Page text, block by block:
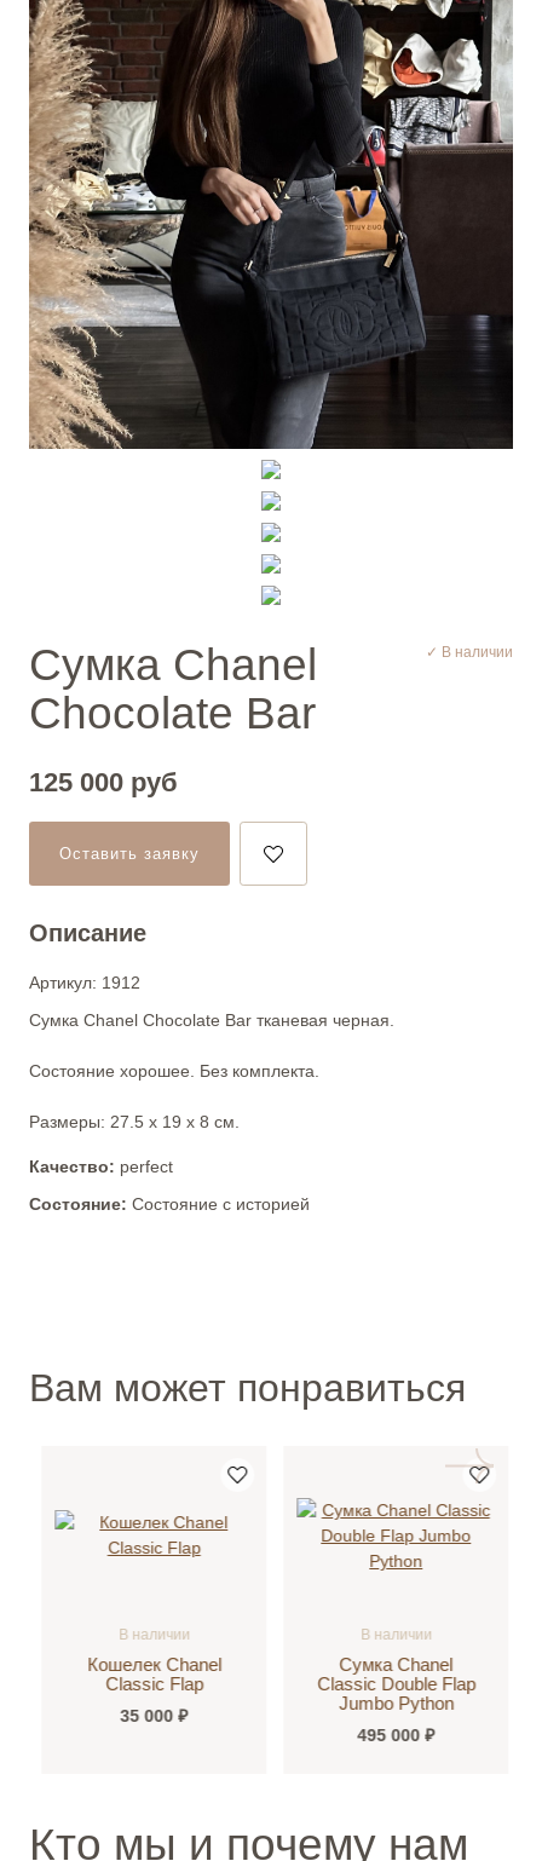
Сумка Chanel
Chocolate Bar
✓ В наличии
125 000 руб
Оставить заявку
Описание
Артикул: 1912
Сумка Chanel Chocolate Bar тканевая черная.
Состояние хорошее. Без комплекта.
Размеры: 27.5 х 19 х 8 см.
Качество: perfect
Состояние: Состояние с историей
Вам может понравиться
В наличии
Кошелек Chanel
Classic Flap
35 000 ₽
В наличии
Сумка Chanel
Classic Double Flap
Jumbo Python
495 000 ₽
Кто мы и почему нам